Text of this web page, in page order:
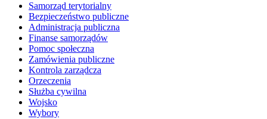
Samorząd terytorialny
Bezpieczeństwo publiczne
Administracja publiczna
Finanse samorządów
Pomoc społeczna
Zamówienia publiczne
Kontrola zarządcza
Orzeczenia
Służba cywilna
Wojsko
Wybory